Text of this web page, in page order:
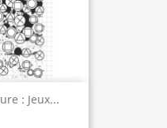
: Jeux...